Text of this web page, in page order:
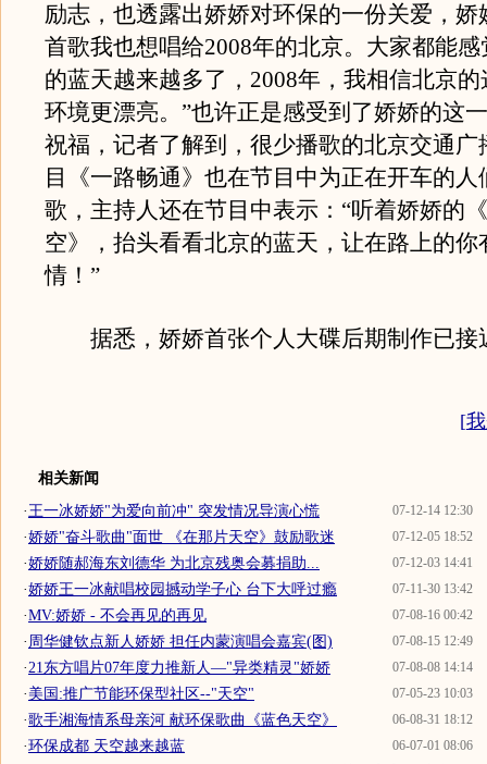
励志，也透露出娇娇对环保的一份关爱，娇
首歌我也想唱给2008年的北京。大家都能
的蓝天越来越多了，2008年，我相信北京
环境更漂亮。”也许正是感受到了娇娇的这
祝福，记者了解到，很少播歌的北京交通广
目《一路畅通》也在节目中为正在开车的人
歌，主持人还在节目中表示：“听着娇娇的
空》，抬头看看北京的蓝天，让在路上的你
情！”
据悉，娇娇首张个人大碟后期制作已接
[
相关新闻
07-12-14 12:30
·王一冰娇娇"为爱向前冲" 突发情况导演心慌
07-12-05 18:52
·娇娇"奋斗歌曲"面世 《在那片天空》鼓励歌迷
07-12-03 14:41
·娇娇随郝海东刘德华 为北京残奥会募捐助...
07-11-30 13:42
·娇娇王一冰献唱校园撼动学子心 台下大呼过瘾
07-08-16 00:42
·MV:娇娇 - 不会再见的再见
07-08-15 12:49
· 周华健钦点新人娇娇 担任内蒙演唱会嘉宾(图)
07-08-08 14:14
·21东方唱片07年度力推新人—"异类精灵"娇娇
07-05-23 10:03
·美国:推广节能环保型社区--"天空"
06-08-31 18:12
·歌手湘海情系母亲河 献环保歌曲《蓝色天空》
06-07-01 08:06
·环保成都 天空越来越蓝